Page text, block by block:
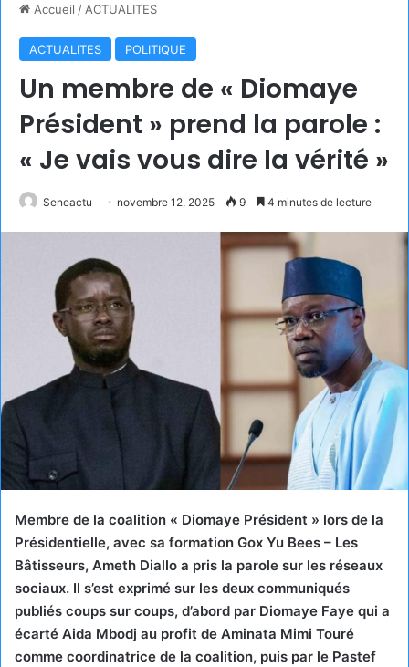
Accueil / ACTUALITES
ACTUALITES POLITIQUE
Un membre de « Diomaye
Président » prend la parole :
« Je vais vous dire la vérité »
Seneactu novembre 12, 2025 9 4 minutes de lecture
Membre de la coalition « Diomaye Président » lors de la
Présidentielle, avec sa formation Gox Yu Bees – Les
Bâtisseurs, Ameth Diallo a pris la parole sur les réseaux
sociaux. Il s’est exprimé sur les deux communiqués
publiés coups sur coups, d’abord par Diomaye Faye qui a
écarté Aida Mbodj au profit de Aminata Mimi Touré
comme coordinatrice de la coalition, puis par le Pastef